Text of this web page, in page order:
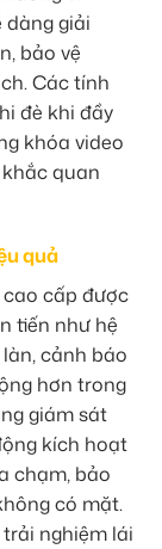
dàng giải
bảo vệ
Các tính
đè khi đầy
khóa video
quan
quả
cấp được
tiến như hệ
cảnh báo
hơn trong
giám sát
kích hoạt
chạm, bảo
có mặt.
nghiệm lái